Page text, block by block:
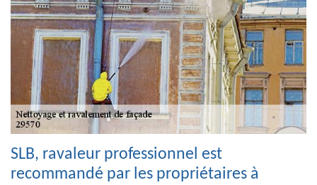
SLB, ravaleur professionnel est
recommandé par les propriétaires à